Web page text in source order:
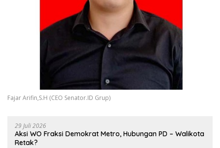
Fajar Arifin,S.H (CEO Senator.ID Grup)
29 Juli 2026
Aksi WO Fraksi Demokrat Metro, Hubungan PD – Walikota
Retak?